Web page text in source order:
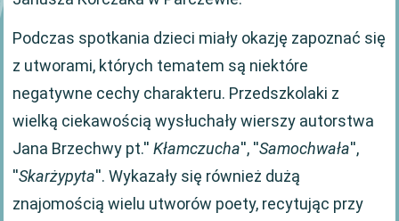
Podczas spotkania dzieci miały okazję zapoznać się
z utworami, których tematem są niektóre
negatywne cechy charakteru. Przedszkolaki z
wielką ciekawością wysłuchały wierszy autorstwa
Jana Brzechwy pt.''Kłamczucha'', ''Samochwała'',
''Skarżypyta''. Wykazały się również dużą
znajomością wielu utworów poety, recytując przy